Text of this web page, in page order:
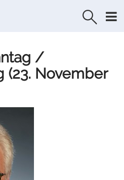
/
(23. November